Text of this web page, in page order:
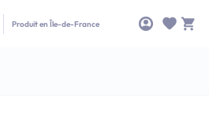
Produit en Île-de-France